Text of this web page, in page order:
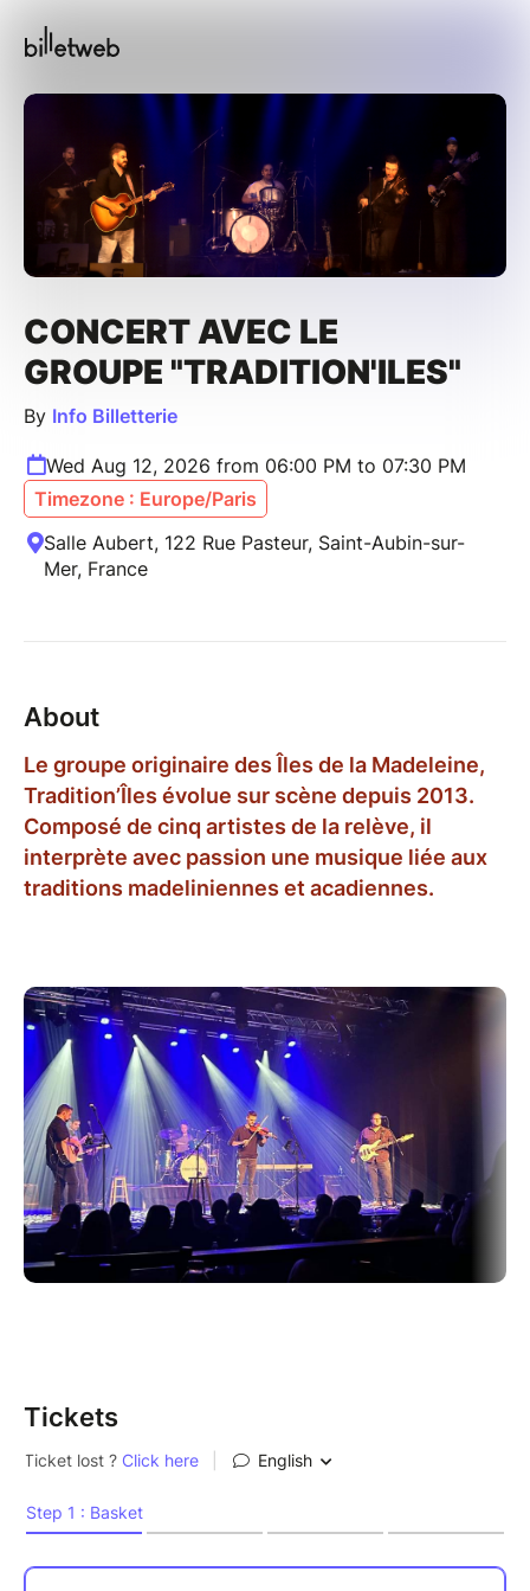
CONCERT AVEC LE
GROUPE "TRADITION'ILES"
By Info Billetterie
Wed Aug 12, 2026 from 06:00 PM to 07:30 PM
Timezone : Europe/Paris
Salle Aubert, 122 Rue Pasteur, Saint-Aubin-sur-
Mer, France
About
Le groupe originaire des Îles de la Madeleine,
Tradition’Îles évolue sur scène depuis 2013.
Composé de cinq artistes de la relève, il
interprète avec passion une musique liée aux
traditions madeliniennes et acadiennes.
Tickets